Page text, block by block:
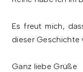
Es freut mich,
dieser Geschichte
Ganz liebe Grüße